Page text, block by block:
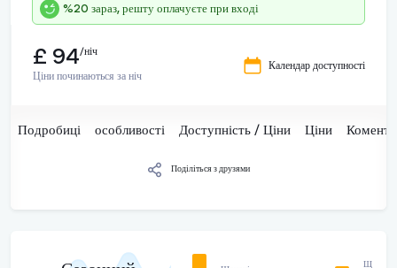
%20 зараз, решту оплачуєте при вході
£ 94/ніч
Ціни починаються за ніч
Календар доступності
Подробиці особливості Доступність / Ціни Ціни
Поділіться з друзями
Щоночі